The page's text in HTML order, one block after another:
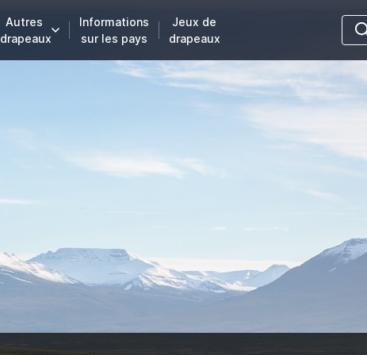
Autres
drapeaux
Informations
sur les pays
Jeux de
drapeaux